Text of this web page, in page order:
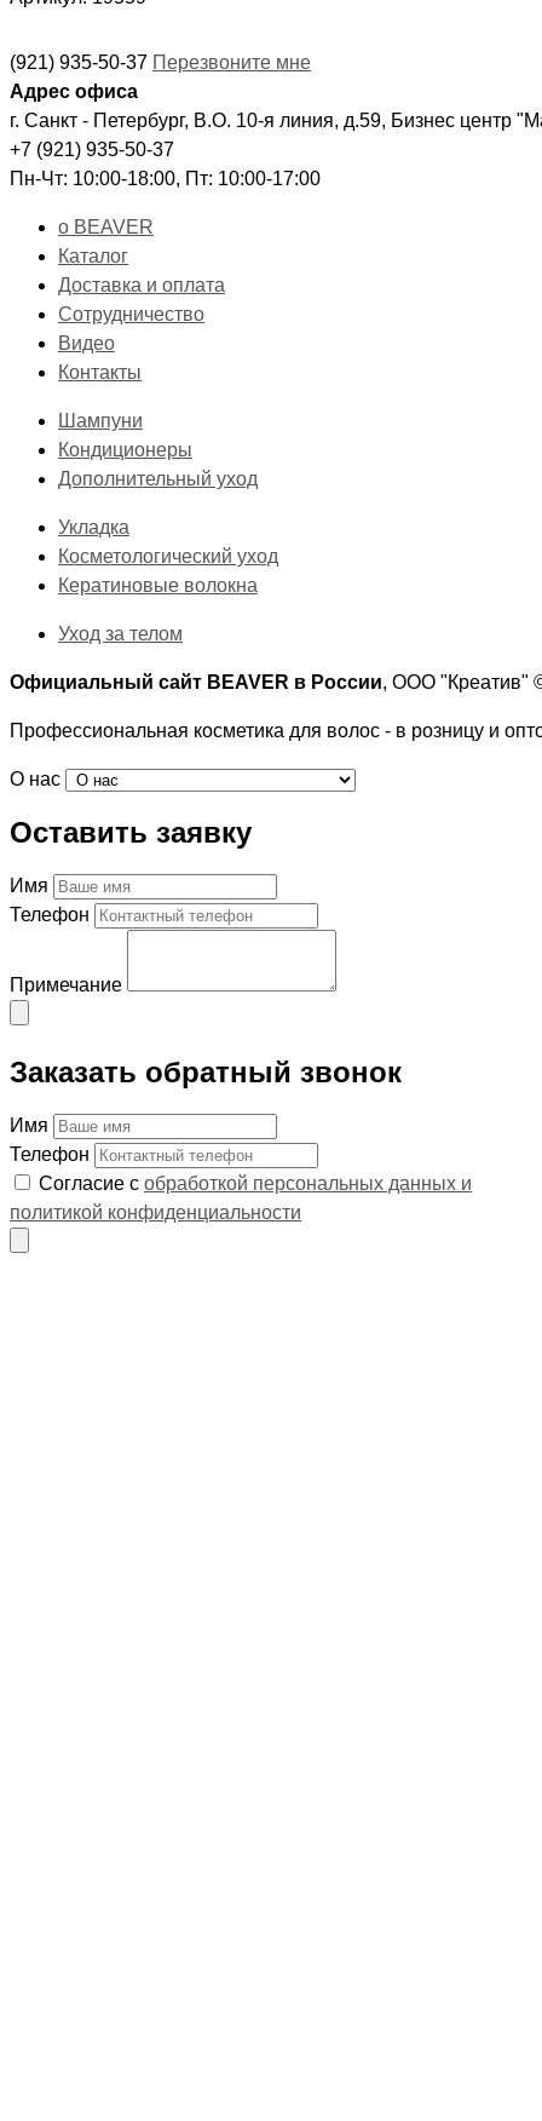
(921) 935-50-37 Перезвоните мне
Адрес офиса
г. Санкт - Петербург, В.О. 10-я линия, д.59, Бизнес центр
+7 (921) 935-50-37
Пн-Чт: 10:00-18:00, Пт: 10:00-17:00
о BEAVER
Каталог
Доставка и оплата
Сотрудничество
Видео
Контакты
Шампуни
Кондиционеры
Дополнительный уход
Укладка
Косметологический уход
Кератиновые волокна
Уход за телом
Официальный сайт BEAVER в России, ООО "Креатив"
Профессиональная косметика для волос - в розницу и
О нас
Оставить заявку
Имя
Телефон
Примечание
Заказать обратный звонок
Имя
Телефон
Согласие с обработкой персональных данных и
политикой конфиденциальности